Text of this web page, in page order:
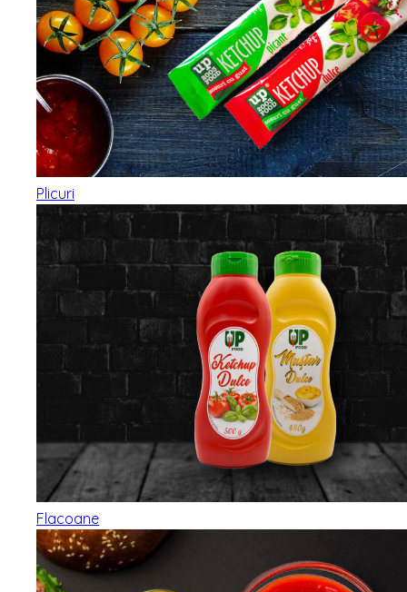
Plicuri
Flacoane